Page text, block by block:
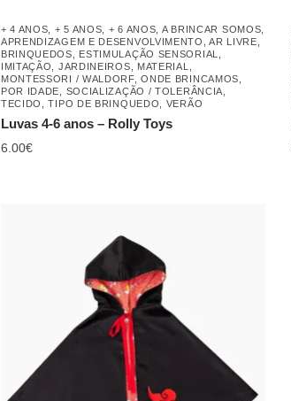
+ 4 ANOS + 5 ANOS + 6 ANOS A BRINCAR SOMOS
APRENDIZAGEM E DESENVOLVIMENTO
,AR LIVRE
BRINQUEDOS
ESTIMULAÇÃO SENSORIAL
IMITAÇÃO
JARDINEIROS MATERIAL
MONTESSORI / WALDORF,ONDE BRINCAMOS
POR IDADE
SOCIALIZAÇÃO / TOLERÂNCIA
TECIDO
,TIPO DE BRINQUEDO VERÃO
Luvas 4-6 anos – Rolly Toys
6.00€